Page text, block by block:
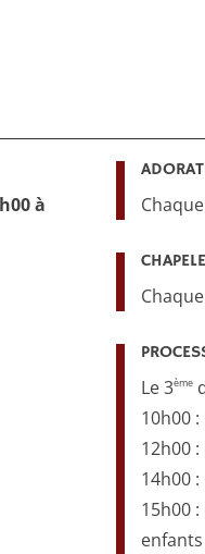
à
Le 3ème
10h00
12h00
14h00
15h00
enfants